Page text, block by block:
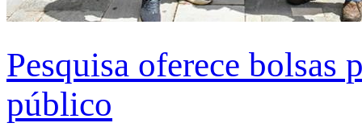
Pesquisa oferece bolsas
público